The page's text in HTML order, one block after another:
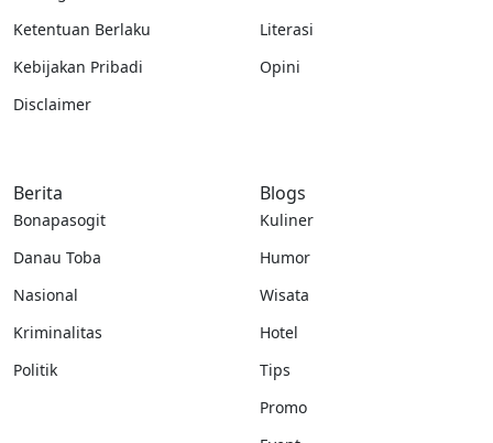
Ketentuan Berlaku
Kebijakan Pribadi
Disclaimer
Literasi
Opini
Berita
Bonapasogit
Danau Toba
Nasional
Kriminalitas
Politik
Blogs
Kuliner
Humor
Wisata
Hotel
Tips
Promo